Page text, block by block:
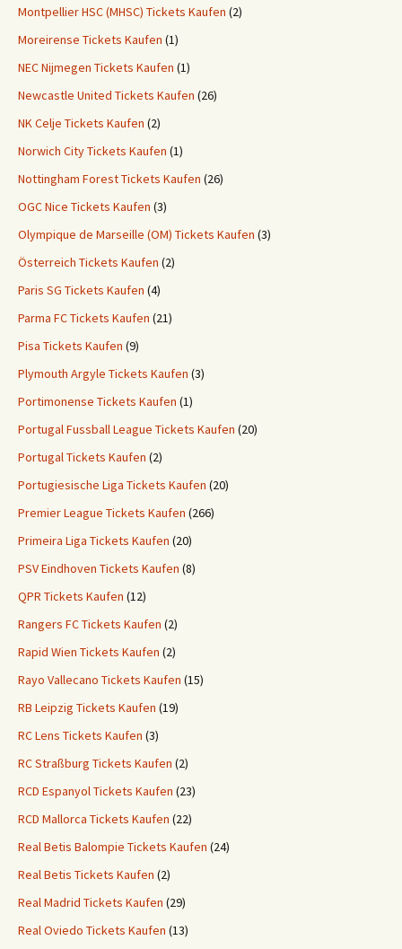
Montpellier HSC (MHSC) Tickets Kaufen (2)
Moreirense Tickets Kaufen (1)
NEC Nijmegen Tickets Kaufen (1)
Newcastle United Tickets Kaufen (26)
NK Celje Tickets Kaufen (2)
Norwich City Tickets Kaufen (1)
Nottingham Forest Tickets Kaufen (26)
OGC Nice Tickets Kaufen (3)
Olympique de Marseille (OM) Tickets Kaufen (3)
Österreich Tickets Kaufen (2)
Paris SG Tickets Kaufen (4)
Parma FC Tickets Kaufen (21)
Pisa Tickets Kaufen (9)
Plymouth Argyle Tickets Kaufen (3)
Portimonense Tickets Kaufen (1)
Portugal Fussball League Tickets Kaufen (20)
Portugal Tickets Kaufen (2)
Portugiesische Liga Tickets Kaufen (20)
Premier League Tickets Kaufen (266)
Primeira Liga Tickets Kaufen (20)
PSV Eindhoven Tickets Kaufen (8)
QPR Tickets Kaufen (12)
Rangers FC Tickets Kaufen (2)
Rapid Wien Tickets Kaufen (2)
Rayo Vallecano Tickets Kaufen (15)
RB Leipzig Tickets Kaufen (19)
RC Lens Tickets Kaufen (3)
RC Straßburg Tickets Kaufen (2)
RCD Espanyol Tickets Kaufen (23)
RCD Mallorca Tickets Kaufen (22)
Real Betis Balompie Tickets Kaufen (24)
Real Betis Tickets Kaufen (2)
Real Madrid Tickets Kaufen (29)
Real Oviedo Tickets Kaufen (13)